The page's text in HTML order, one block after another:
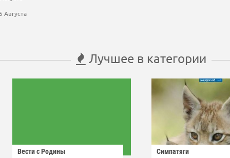
Августа
Лучшее в категории
Вести с Родины Симпатяги